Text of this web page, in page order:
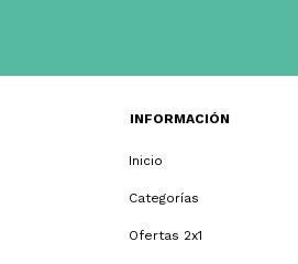
INFORMACIÓN
Inicio
Categorías
Ofertas 2x1